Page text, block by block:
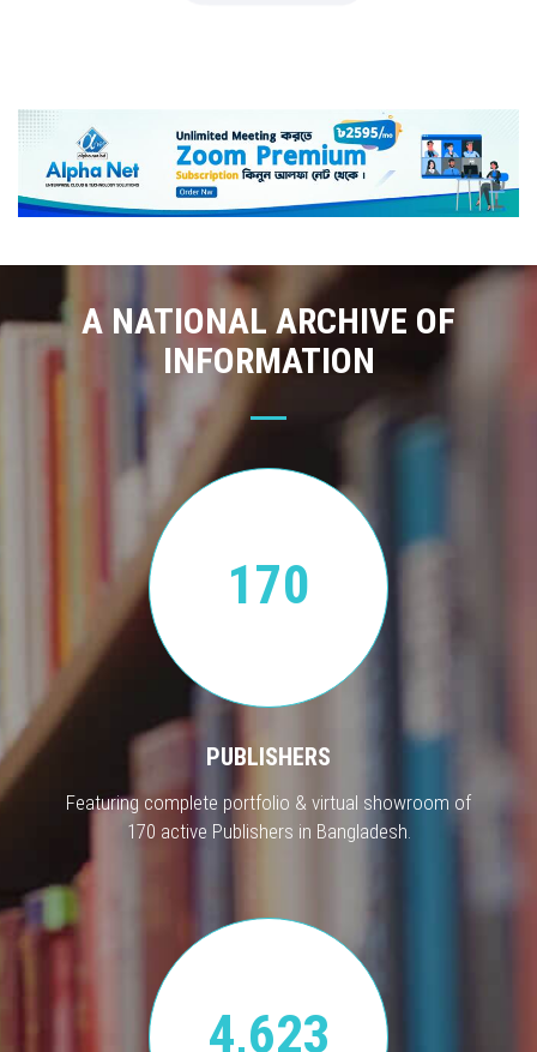
A NATIONAL ARCHIVE OF
INFORMATION
170
PUBLISHERS
Featuring complete portfolio & virtual showroom of
170 active Publishers in Bangladesh.
4,623